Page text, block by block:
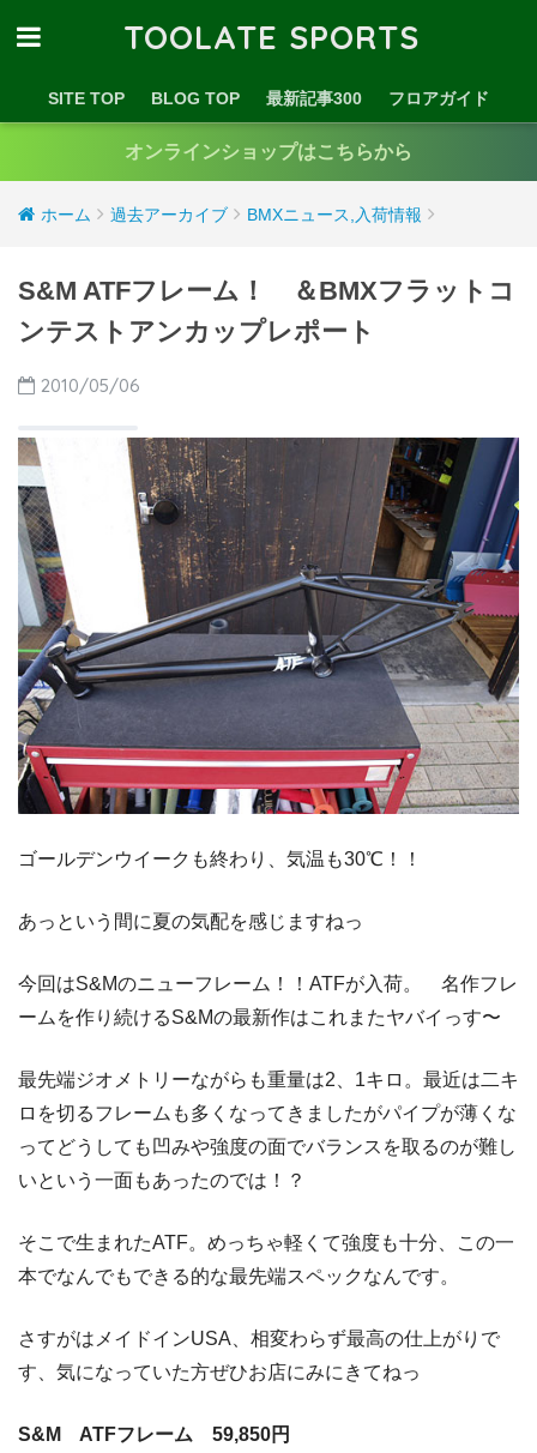
TOOLATE SPORTS
SITE TOP BLOG TOP 最新記事300 フロアガイド
オンラインショップはこちらから
ホーム 過去アーカイブ BMXニュース,入荷情報
S&M ATFフレーム！ ＆BMXフラットコ
ンテストアンカップレポート
2010/05/06
ゴールデンウイークも終わり、気温も30℃！！
あっという間に夏の気配を感じますねっ
今回はS&Mのニューフレーム！！ATFが入荷。 名作フレ
ームを作り続けるS&Mの最新作はこれまたヤバイっす〜
最先端ジオメトリーながらも重量は2、1キロ。最近は二キ
ロを切るフレームも多くなってきましたがパイプが薄くな
ってどうしても凹みや強度の面でバランスを取るのが難し
いという一面もあったのでは！？
そこで生まれたATF。めっちゃ軽くて強度も十分、この一
本でなんでもできる的な最先端スペックなんです。
さすがはメイドインUSA、相変わらず最高の仕上がりで
す、気になっていた方ぜひお店にみにきてねっ
S&M ATFフレーム 59,850円